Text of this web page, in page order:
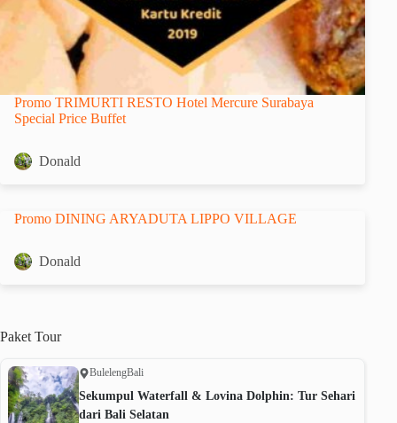
Promo TRIMURTI RESTO Hotel Mercure Surabaya
Special Price Buffet
Donald
Promo DINING ARYADUTA LIPPO VILLAGE
Donald
Paket Tour
BulelengBali
Sekumpul Waterfall & Lovina Dolphin: Tur Sehari
dari Bali Selatan